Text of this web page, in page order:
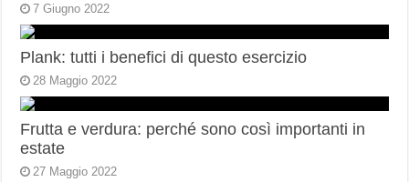
7 Giugno 2022
Plank: tutti i benefici di questo esercizio
28 Maggio 2022
Frutta e verdura: perché sono così importanti in
estate
27 Maggio 2022